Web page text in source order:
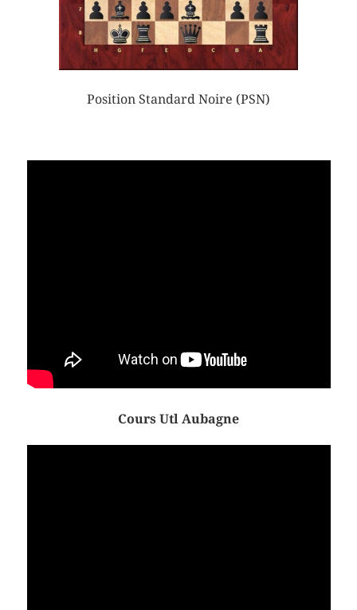
Position Standard Noire (PSN)
Cours Utl Aubagne